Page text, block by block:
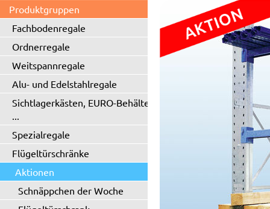
Produktgruppen
Fachbodenregale
Ordnerregale
Weitspannregale
Alu- und Edelstahlregale
Sichtlagerkästen, EURO-Behälter
...
Spezialregale
Flügeltürschränke
Aktionen
Schnäppchen der Woche